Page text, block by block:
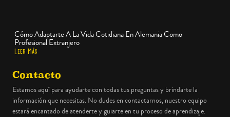
Cómo Adaptarte A La Vida Cotidiana En Alemania Como
Profesional Extranjero
Leer Más
Contacto
Estamos aquí para ayudarte con todas tus preguntas y brindarte la
información que necesitas. No dudes en contactarnos, nuestro equipo
estará encantado de atenderte y guiarte en tu proceso de aprendizaje.